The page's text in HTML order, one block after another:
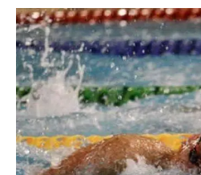
AGENDA
CRONACA
ITALIA
MONDO
POLITICA
ECONOMIA